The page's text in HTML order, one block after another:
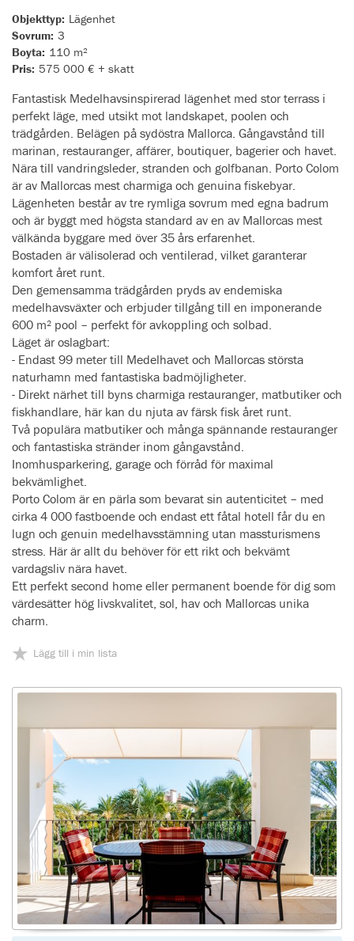
Objekttyp: Lägenhet
Sovrum: 3
Boyta: 110 m²
Pris: 575 000 € + skatt
Fantastisk Medelhavsinspirerad lägenhet med stor terrass i
perfekt läge, med utsikt mot landskapet, poolen och
trädgården. Belägen på sydöstra Mallorca. Gångavstånd till
marinan, restauranger, affärer, boutiquer, bagerier och havet.
Nära till vandringsleder, stranden och golfbanan. Porto Colom
är av Mallorcas mest charmiga och genuina fiskebyar.
Lägenheten består av tre rymliga sovrum med egna badrum
och är byggt med högsta standard av en av Mallorcas mest
välkända byggare med över 35 års erfarenhet.
Bostaden är välisolerad och ventilerad, vilket garanterar
komfort året runt.
Den gemensamma trädgården pryds av endemiska
medelhavsväxter och erbjuder tillgång till en imponerande
600 m² pool – perfekt för avkoppling och solbad.
Läget är oslagbart:
- Endast 99 meter till Medelhavet och Mallorcas största
naturhamn med fantastiska badmöjligheter.
- Direkt närhet till byns charmiga restauranger, matbutiker och
fiskhandlare, här kan du njuta av färsk fisk året runt.
Två populära matbutiker och många spännande restauranger
och fantastiska stränder inom gångavstånd.
Inomhusparkering, garage och förråd för maximal
bekvämlighet.
Porto Colom är en pärla som bevarat sin autenticitet – med
cirka 4 000 fastboende och endast ett fåtal hotell får du en
lugn och genuin medelhavsstämning utan massturismens
stress. Här är allt du behöver för ett rikt och bekvämt
vardagsliv nära havet.
Ett perfekt second home eller permanent boende för dig som
värdesätter hög livskvalitet, sol, hav och Mallorcas unika
charm.
Lägg till i min lista